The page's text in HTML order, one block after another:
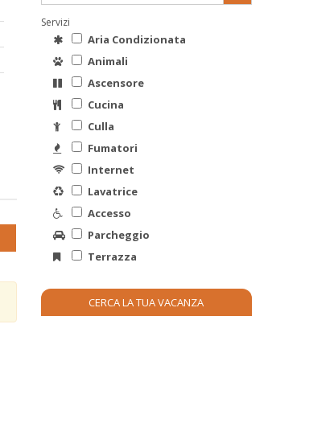
Servizi
Aria Condizionata
Animali
Ascensore
Cucina
Culla
Fumatori
Internet
Lavatrice
Accesso
Parcheggio
Terrazza